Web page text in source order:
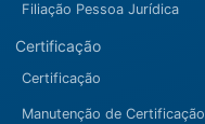
Filiação Pessoa Jurídica
Certificação
Certificação
Manutenção de Certificação